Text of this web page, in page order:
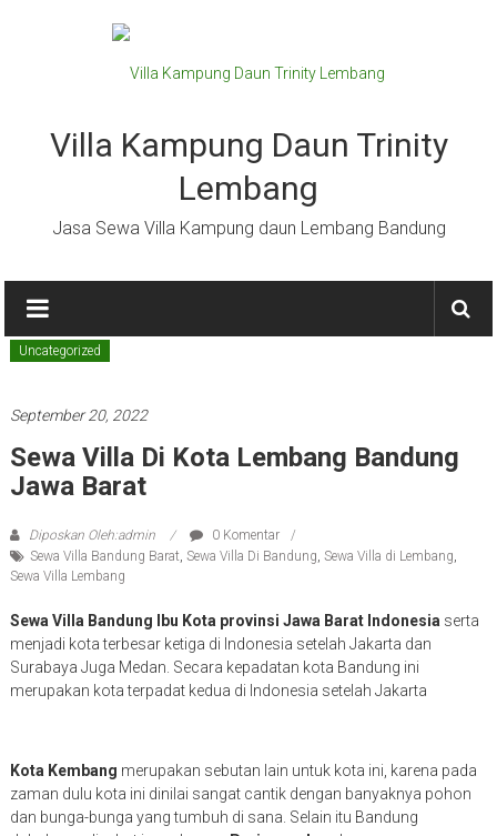
Villa Kampung Daun Trinity
Lembang
Jasa Sewa Villa Kampung daun Lembang Bandung
Uncategorized
September 20, 2022
Sewa Villa Di Kota Lembang Bandung
Jawa Barat
Diposkan Oleh:admin
0 Komentar
Sewa Villa Bandung Barat, Sewa Villa Di Bandung, Sewa Villa di Lembang,
Sewa Villa Lembang
Sewa Villa Bandung Ibu Kota provinsi Jawa Barat Indonesia serta
menjadi kota terbesar ketiga di Indonesia setelah Jakarta dan
Surabaya Juga Medan. Secara kepadatan kota Bandung ini
merupakan kota terpadat kedua di Indonesia setelah Jakarta
Kota Kembang merupakan sebutan lain untuk kota ini, karena pada
zaman dulu kota ini dinilai sangat cantik dengan banyaknya pohon
dan bunga-bunga yang tumbuh di sana. Selain itu Bandung